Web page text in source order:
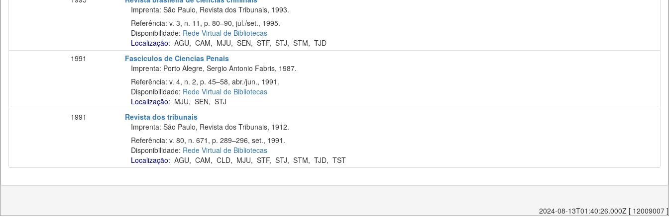
Imprenta: São Paulo, Revista dos Tribunais, 1993.
Referência: v. 3, n. 11, p. 80–90, jul./set., 1995.
Disponibilidade: Rede Virtual de Bibliotecas
Localização: AGU, CAM, MJU, SEN, STF, STJ, STM, TJD
1991
Fasciculos de Ciencias Penais
Imprenta: Porto Alegre, Sergio Antonio Fabris, 1987.
Referência: v. 4, n. 2, p. 45–58, abr./jun., 1991.
Disponibilidade: Rede Virtual de Bibliotecas
Localização: MJU, SEN, STJ
1991
Revista dos tribunais
Imprenta: São Paulo, Revista dos Tribunais, 1912.
Referência: v. 80, n. 671, p. 289–296, set., 1991.
Disponibilidade: Rede Virtual de Bibliotecas
Localização: AGU, CAM, CLD, MJU, STF, STJ, STM, TJD, TST
2024-08-13T01:40:26.000Z [ 12009007 ]